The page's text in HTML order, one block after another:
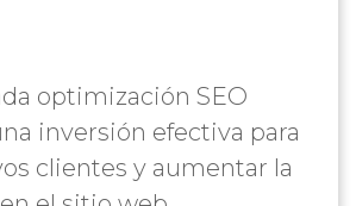
optimización SEO
inversión efectiva para
clientes y aumentar la